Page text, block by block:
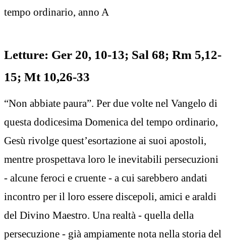
tempo ordinario, anno A
Letture: Ger 20, 10-13; Sal 68; Rm 5,12-
15; Mt 10,26-33
“Non abbiate paura”. Per due volte nel Vangelo di
questa dodicesima Domenica del tempo ordinario,
Gesù rivolge quest’esortazione ai suoi apostoli,
mentre prospettava loro le inevitabili persecuzioni
- alcune feroci e cruente - a cui sarebbero andati
incontro per il loro essere discepoli, amici e araldi
del Divino Maestro. Una realtà - quella della
persecuzione - già ampiamente nota nella storia del